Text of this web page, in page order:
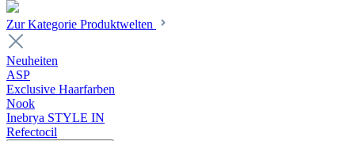
Zur Kategorie Produktwelten
Neuheiten
ASP
Exclusive Haarfarben
Nook
Inebrya STYLE IN
Refectocil